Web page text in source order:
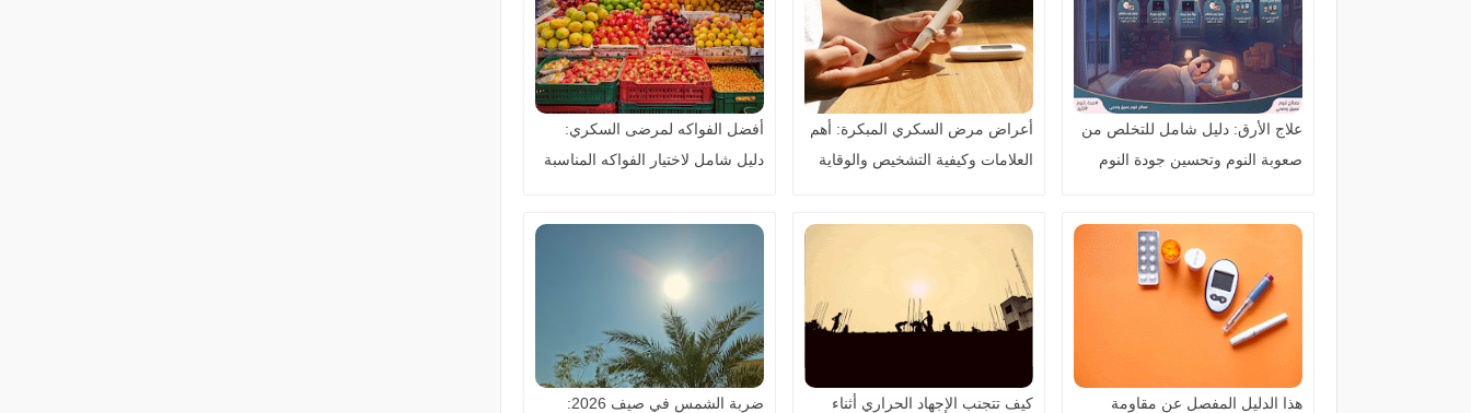
علاج الأرق: دليل شامل للتخلص من
صعوبة النوم وتحسين جودة النوم
أعراض مرض السكري المبكرة: أهم
العلامات وكيفية التشخيص والوقاية
أفضل الفواكه لمرضى السكري:
دليل شامل لاختيار الفواكه المناسبة
هذا الدليل المفصل عن مقاومة
كيف تتجنب الإجهاد الحراري أثناء
ضربة الشمس في صيف 2026: